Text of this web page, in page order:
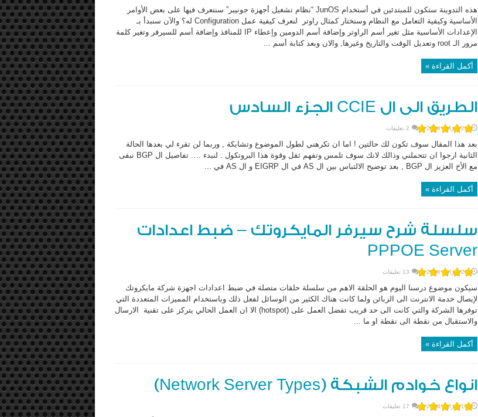
هذه التدوينة ستكون للمبتدئين في أستخدام JunOS “نظام تشغيل أجهزة جونيبر” سنتعرف فيها على بعض الأوامر
الأساسية وكيفية التعامل مع النظام وسنختار كمثال راوتر لنعرف كيفية عمل Configuration له؟ والآن سنبدأ بـ
الإعدادات الأساسية مثل تغير أسم الراوتر وإضافة أسم الدومين وإعطاء IP للمنافذ وإضافة أسم للسيرفر وتغير كلمة
مرور الـ root وتعديل الوقت والتاريخ وغيرها, والان وبعد كتابة أسم ...
أكمل القراءة »
الطريق الى ال CCIE الجزء السادس
21 فبراير، 2014 2 تعليقات
بعد هذا المقال سوف تكون لك حالتين ! اما ان تكرهني لطول الموضوع وتشابكة , وربما لن تقرء لي بعدها الحالة
الثانية ارجوا ان تتحملني وذالك لانك سوف تلمس وتفهم ثقل وقوة هذا البروتكول . لنبدء …. تفاصيل ال BGP نبقى
مع الأخ العزيز ال BGP , بعد توضيح الالتباس بين ال AS في ال EIGRP و ال AS في ...
أكمل القراءة »
سلسلة شرح سيرفر المايكروتك – ضبط اعدادات
PPPOE Server
20 فبراير، 2014 13 تعليقات
سيكون موضوع درسنا اليوم هو الحلقة الاهم من سلسلة حلقات متصلة في ضبط اعدادات اجهزة شركة مايكروتك
لإيصال خدمة الانترنت الى الزبائن ولما كانت هناك الكثير من الوسائل لفعل ذلك وباستخدام المميزات المتعددة التي
توفرها الشركة والتي كانت الى حد قريب تفضل العمل على (hotspot) الا ان العمل الحالي يتركز على تقنية الارسال
والاستقبال من نقطة الى نقطة او ما ...
أكمل القراءة »
انواع خوادم الشبكة (Network Server Types)
19 فبراير، 2014 17 تعليقات